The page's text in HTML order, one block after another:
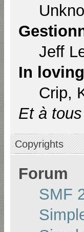
Jeff
In
Crip,
Et à
Copyrights
Forum
SMF